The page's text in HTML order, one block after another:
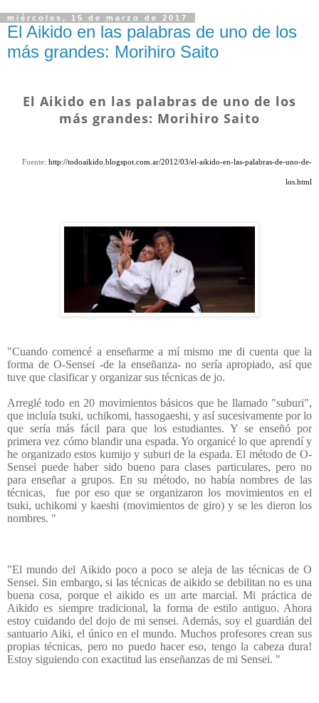
miércoles, 15 de marzo de 2017
El Aikido en las palabras de uno de los
más grandes: Morihiro Saito
El Aikido en las palabras de uno de los
más grandes: Morihiro Saito
Fuente: http://todoaikido.blogspot.com.ar/2012/03/el-aikido-en-las-palabras-de-uno-de-
los.html
"Cuando comencé a enseñarme a mí mismo me di cuenta que la
forma de O-Sensei -de la enseñanza- no sería apropiado, así que
tuve que clasificar y organizar sus técnicas de jo.
Arreglé todo en 20 movimientos básicos que he llamado "suburi",
que incluía tsuki, uchikomi, hassogaeshi, y así sucesivamente por lo
que sería más fácil para que los estudiantes. Y se enseñó por
primera vez cómo blandir una espada. Yo organicé lo que aprendí y
he organizado estos kumijo y suburi de la espada. El método de O-
Sensei puede haber sido bueno para clases particulares, pero no
para enseñar a grupos. En su método, no había nombres de las
técnicas,
fue por eso que se organizaron los movimientos en el
tsuki, uchikomi y kaeshi (movimientos de giro) y se les dieron los
nombres. "
"El mundo del Aikido poco a poco se aleja de las técnicas de O
Sensei. Sin embargo, si las técnicas de aikido se debilitan no es una
buena cosa, porque el aikido es un arte marcial. Mi práctica de
Aikido es siempre tradicional, la forma de estilo antiguo. Ahora
estoy cuidando del dojo de mi sensei. Además, soy el guardián del
santuario Aiki, el único en el mundo. Muchos profesores crean sus
propias técnicas, pero no puedo hacer eso, tengo la cabeza dura!
Estoy siguiendo con exactitud las enseñanzas de mi Sensei. "